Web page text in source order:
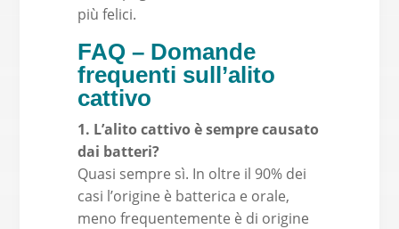
più felici.
FAQ – Domande
frequenti sull’alito
cattivo
1. L’alito cattivo è sempre causato
dai batteri?
Quasi sempre sì. In oltre il 90% dei
casi l’origine è batterica e orale,
meno frequentemente è di origine